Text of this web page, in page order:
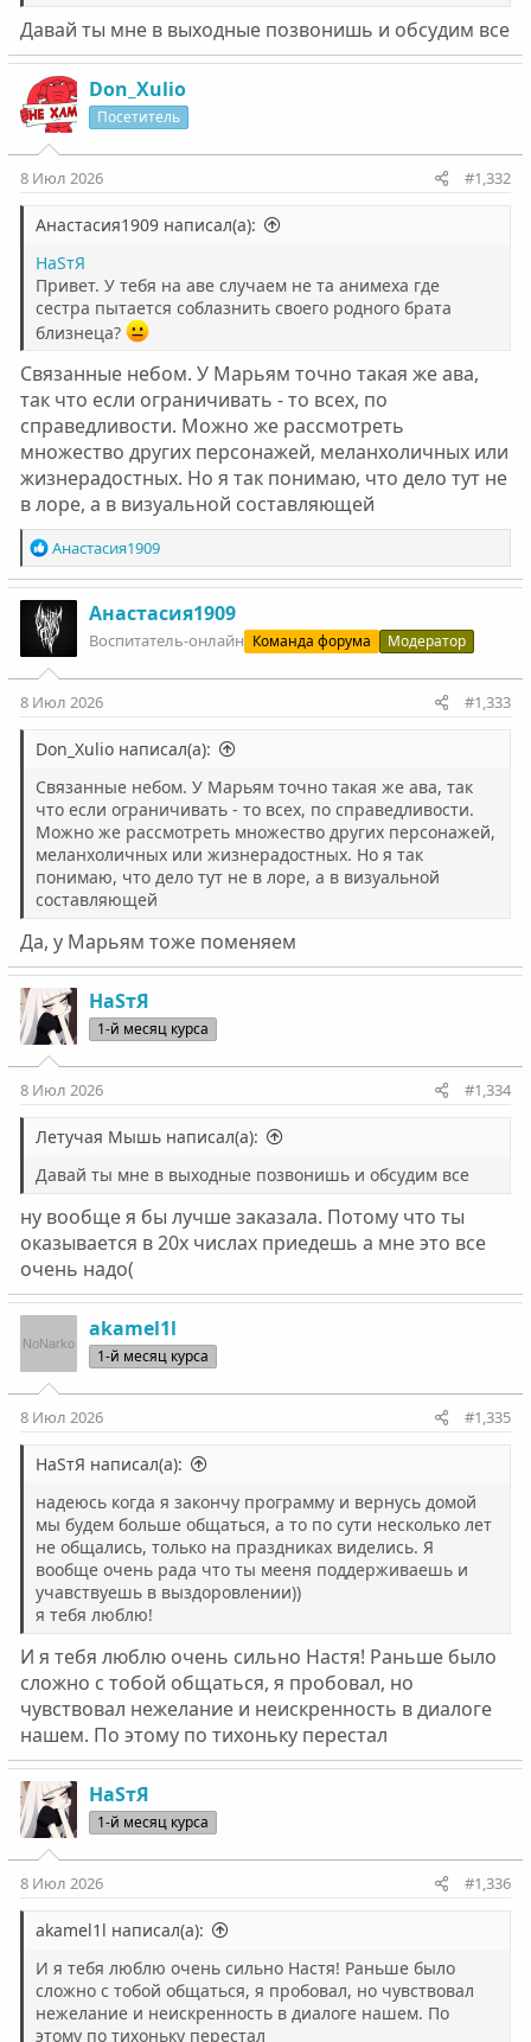
Давай ты мне в выходные позвонишь и обсудим все
Don_Xulio
Посетитель
8 Июл 2026 #1,332
Анастасия1909 написал(а):
НаSтЯ
Привет. У тебя на аве случаем не та анимеха где
сестра пытается соблазнить своего родного брата
близнеца?
Связанные небом. У Марьям точно такая же ава,
так что если ограничивать - то всех, по
справедливости. Можно же рассмотреть
множество других персонажей, меланхоличных или
жизнерадостных. Но я так понимаю, что дело тут не
в лоре, а в визуальной составляющей
Р
е
а
к
ц
и
и
:
Анастасия1909
Анастасия1909
Воспитатель-онлайн Команда форума Модератор
8 Июл 2026 #1,333
Don_Xulio написал(а):
Связанные небом. У Марьям точно такая же ава, так
что если ограничивать - то всех, по справедливости.
Можно же рассмотреть множество других персонажей,
меланхоличных или жизнерадостных. Но я так
понимаю, что дело тут не в лоре, а в визуальной
составляющей
Да, у Марьям тоже поменяем
НаSтЯ
1-й месяц курса
8 Июл 2026 #1,334
Летучая Мышь написал(а):
Давай ты мне в выходные позвонишь и обсудим все
ну вообще я бы лучше заказала. Потому что ты
оказывается в 20х числах приедешь а мне это все
очень надо(
akamel1l
1-й месяц курса
8 Июл 2026 #1,335
НаSтЯ написал(а):
надеюсь когда я закончу программу и вернусь домой
мы будем больше общаться, а то по сути несколько лет
не общались, только на праздниках виделись. Я
вообще очень рада что ты мееня поддерживаешь и
учавствуешь в выздоровлении))
я тебя люблю!
И я тебя люблю очень сильно Настя! Раньше было
сложно с тобой общаться, я пробовал, но
чувствовал нежелание и неискренность в диалоге
нашем. По этому по тихоньку перестал
НаSтЯ
1-й месяц курса
8 Июл 2026 #1,336
akamel1l написал(а):
И я тебя люблю очень сильно Настя! Раньше было
сложно с тобой общаться, я пробовал, но чувствовал
нежелание и неискренность в диалоге нашем. По
этому по тихоньку перестал